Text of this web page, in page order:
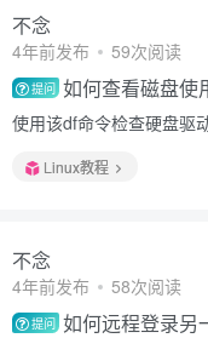
不念
4年前发布 59次阅读
提问 如何查看磁盘使
使用该df命令检查硬盘驱
Linux教程
不念
4年前发布 58次阅读
提问 如何远程登录另